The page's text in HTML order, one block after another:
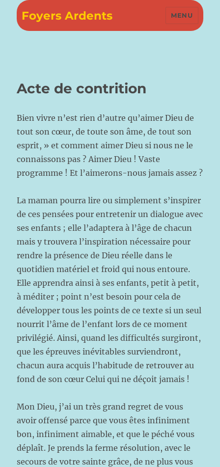
Foyers Ardents MENU
Acte de contrition
Bien vivre n’est rien d’autre qu’aimer Dieu de
tout son cœur, de toute son âme, de tout son
esprit, » et comment aimer Dieu si nous ne le
connaissons pas ? Aimer Dieu ! Vaste
programme ! Et l’aimerons-nous jamais assez ?
La maman pourra lire ou simplement s’inspirer
de ces pensées pour entretenir un dialogue avec
ses enfants ; elle l’adaptera à l’âge de chacun
mais y trouvera l’inspiration nécessaire pour
rendre la présence de Dieu réelle dans le
quotidien matériel et froid qui nous entoure.
Elle apprendra ainsi à ses enfants, petit à petit,
à méditer ; point n’est besoin pour cela de
développer tous les points de ce texte si un seul
nourrit l’âme de l’enfant lors de ce moment
privilégié. Ainsi, quand les difficultés surgiront,
que les épreuves inévitables surviendront,
chacun aura acquis l’habitude de retrouver au
fond de son cœur Celui qui ne déçoit jamais !
Mon Dieu, j’ai un très grand regret de vous
avoir offensé parce que vous êtes infiniment
bon, infiniment aimable, et que le péché vous
déplaît. Je prends la ferme résolution, avec le
secours de votre sainte grâce, de ne plus vous